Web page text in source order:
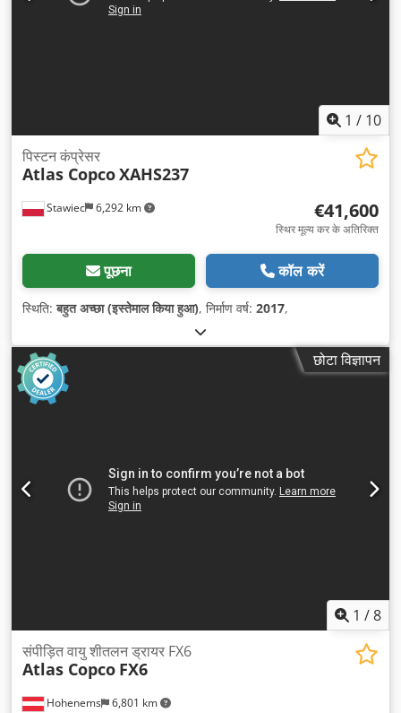
1 / 10
Stawiec 6,292 km
पिस्टन कंप्रेसर
Atlas CopcoXAHS237
€41,600
स्थिर मूल्य कर के अतिरिक्त
पूछना कॉल करें
स्थिति:बहुत अच्छा (इस्तेमाल किया हुआ), निर्माण वर्ष: 2017,
छोटा विज्ञापन
1 /8
Hohenems 6,801 km
संपीड़ित वायु शीतलन ड्रायर FX6
Atlas Copco FX6